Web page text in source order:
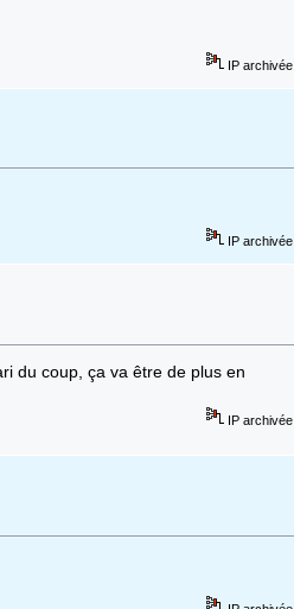
IP archivée
IP archivée
du coup, ça va être de plus en
IP archivée